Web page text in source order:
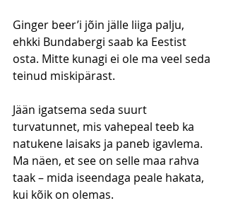
Ginger beer’i jõin jälle liiga palju,
ehkki Bundabergi saab ka Eestist
osta. Mitte kunagi ei ole ma veel seda
teinud miskipärast.
Jään igatsema seda suurt
turvatunnet, mis vahepeal teeb ka
natukene laisaks ja paneb igavlema.
Ma näen, et see on selle maa rahva
taak – mida iseendaga peale hakata,
kui kõik on olemas.